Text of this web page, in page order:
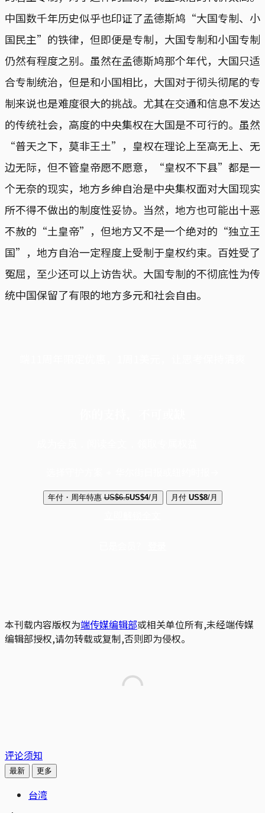
中国数千年历史似乎也印证了孟德斯鸠“大国专制、小
国民主”的铁律，但即便是专制，大国专制和小国专制
仍然有程度之别。虽然在孟德斯鸠那个年代，大国只适
合专制统治，但是和小国相比，大国对于彻头彻尾的专
制来说也是难度很大的挑战。尤其在交通和信息不发达
的传统社会，高度的中央集权在大国是不可行的。虽然
“普天之下，莫非王土”，皇权在理论上至高无上、无
边无际，但不管皇帝愿不愿意，“皇权不下县”都是一
个无奈的现实，地方乡绅自治是中央集权面对大国现实
所不得不做出的制度性妥协。当然，地方也可能出十恶
不赦的“土皇帝”，但地方又不是一个绝对的“独立王
国”，地方自治一定程度上受制于皇权约束。百姓受了
冤屈，至少还可以上访告状。大国专制的不彻底性为传
统中国保留了有限的地方多元和社会自由。
年付・周年特惠 US$6.5US$4/月 月付 US$8/月
本刊载内容版权为端传媒编辑部或相关单位所有,未经端传媒
编辑部授权,请勿转载或复制,否则即为侵权。
评论须知
最新 更多
台湾